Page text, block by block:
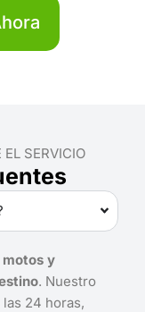
EL SERVICIO
y
. Nuestro
24 horas,